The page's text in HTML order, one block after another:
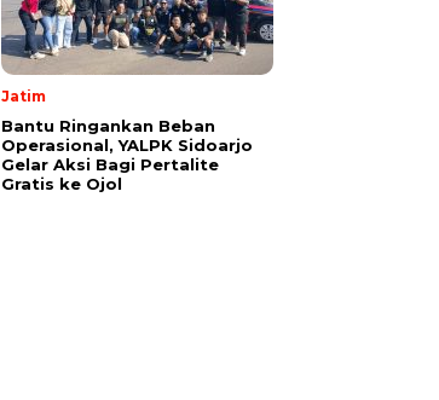
Jatim
Bantu Ringankan Beban
Operasional, YALPK Sidoarjo
Gelar Aksi Bagi Pertalite
Gratis ke Ojol